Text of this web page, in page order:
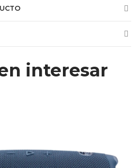
interesar